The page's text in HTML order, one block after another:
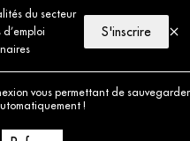
du secteur
d’emploi
S'inscrire
vous permettant de sauvegarder
!
00
Tous droits réservés